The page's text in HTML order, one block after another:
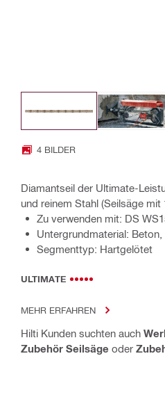
4 BILDER
Diamantseil der Ultimate-
und reinem Stahl (Seilsäge mit
Zu verwenden mit: DS
Untergrundmaterial:
Segmenttyp: Hartgelötet
ULTIMATE
MEHR ERFAHREN
Hilti Kunden suchten auch
Zubehör Seilsäge oder